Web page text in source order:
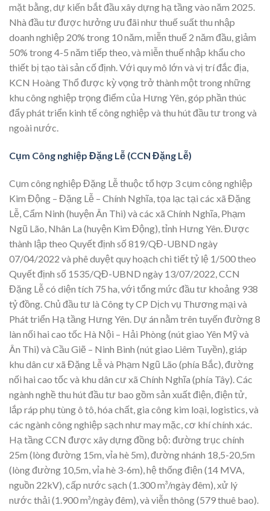
mặt bằng, dự kiến bắt đầu xây dựng hạ tầng vào năm 2025.
Nhà đầu tư được hưởng ưu đãi như thuế suất thu nhập
doanh nghiệp 20% trong 10 năm, miễn thuế 2 năm đầu, giảm
50% trong 4-5 năm tiếp theo, và miễn thuế nhập khẩu cho
thiết bị tạo tài sản cố định. Với quy mô lớn và vị trí đắc địa,
KCN Hoàng Thổ được kỳ vọng trở thành một trong những
khu công nghiệp trọng điểm của Hưng Yên, góp phần thúc
đẩy phát triển kinh tế công nghiệp và thu hút đầu tư trong và
ngoài nước.
Cụm Công nghiệp Đặng Lễ (CCN Đặng Lễ)
Cụm công nghiệp Đặng Lễ thuộc tổ hợp 3 cụm công nghiệp
Kim Động – Đặng Lễ – Chính Nghĩa, tọa lạc tại các xã Đặng
Lễ, Cẩm Ninh (huyện Ân Thi) và các xã Chính Nghĩa, Phạm
Ngũ Lão, Nhân La (huyện Kim Động), tỉnh Hưng Yên. Được
thành lập theo Quyết định số 819/QĐ-UBND ngày
07/04/2022 và phê duyệt quy hoạch chi tiết tỷ lệ 1/500 theo
Quyết định số 1535/QĐ-UBND ngày 13/07/2022, CCN
Đặng Lễ có diện tích 75 ha, với tổng mức đầu tư khoảng 938
tỷ đồng. Chủ đầu tư là Công ty CP Dịch vụ Thương mại và
Phát triển Hạ tầng Hưng Yên. Dự án nằm trên tuyến đường 8
làn nối hai cao tốc Hà Nội – Hải Phòng (nút giao Yên Mỹ và
Ân Thi) và Cầu Giẽ – Ninh Bình (nút giao Liêm Tuyền), giáp
khu dân cư xã Đặng Lễ và Phạm Ngũ Lão (phía Bắc), đường
nối hai cao tốc và khu dân cư xã Chính Nghĩa (phía Tây). Các
ngành nghề thu hút đầu tư bao gồm sản xuất điện, điện tử,
lắp ráp phụ tùng ô tô, hóa chất, gia công kim loại, logistics, và
các ngành công nghiệp sạch như may mặc, cơ khí chính xác.
Hạ tầng CCN được xây dựng đồng bộ: đường trục chính
25m (lòng đường 15m, vỉa hè 5m), đường nhánh 18,5-20,5m
(lòng đường 10,5m, vỉa hè 3-6m), hệ thống điện (14 MVA,
nguồn 22kV), cấp nước sạch (1.300 m³/ngày đêm), xử lý
nước thải (1.900 m³/ngày đêm), và viễn thông (579 thuê bao).